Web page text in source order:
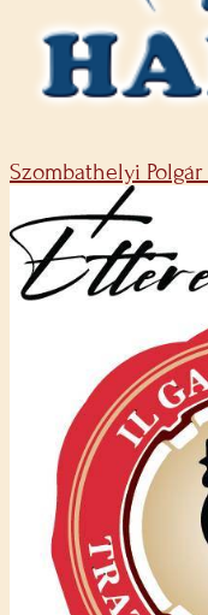
Szombathelyi